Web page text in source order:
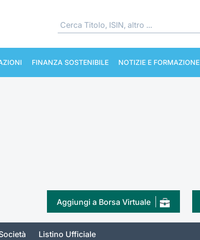
FINANZA SOSTENIBILE NOTIZIE E FORMAZIONE
Aggiungi a Borsa Virtuale
Listino Ufficiale